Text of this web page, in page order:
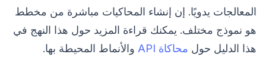
المعالجات يدويًا. إن إنشاء المحاكيات مباشرة من مخطط
هو نموذج مختلف. يمكنك قراءة المزيد حول هذا النهج في
هذا الدليل حول محاكاة API والأنماط المحيطة بها.